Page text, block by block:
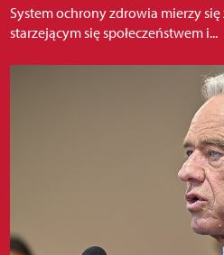
System ochrony zdrowia mierzy
starzejącym się społeczeństwem i...